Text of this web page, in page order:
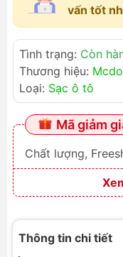
vấn tốt
Tình trạng: Còn
Thương hiệu:
Loại: Sạc ô tô
Mã giảm
Chất lượng,
Thông tin chi tiết